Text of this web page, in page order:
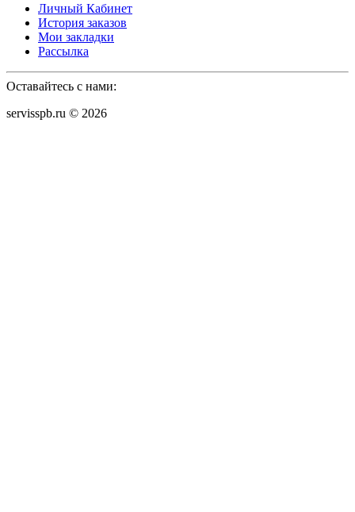
Личный Кабинет
История заказов
Мои закладки
Рассылка
Оставайтесь с нами:
servisspb.ru © 2026